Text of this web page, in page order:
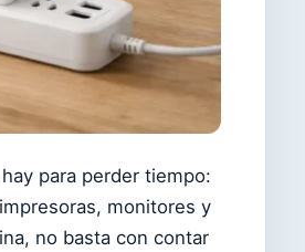
para perder tiempo:
monitores y
no basta con contar